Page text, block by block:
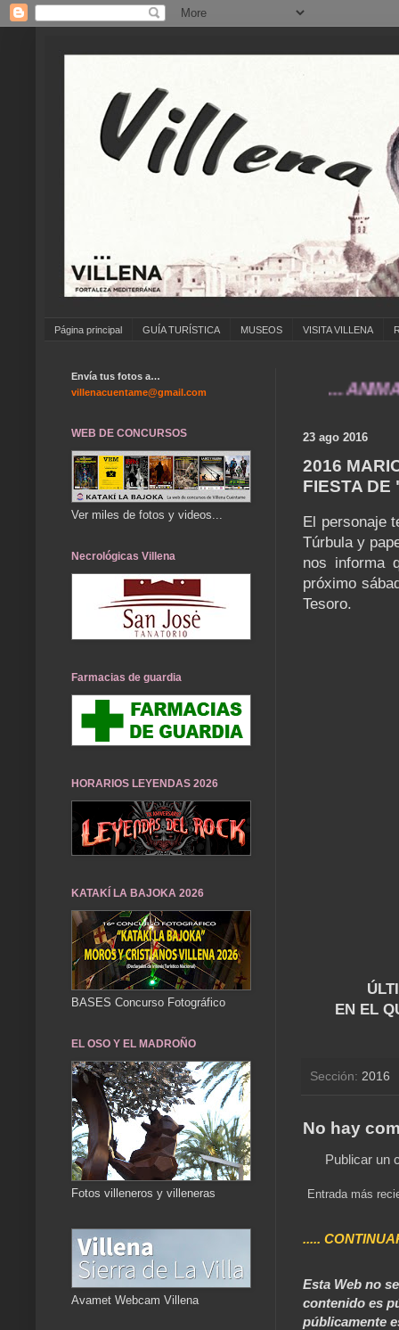
Página principal GUÍA TURÍSTICA MUSEOS VISITA VILLENA
... ANÍMATE A
23 ago 2016
2016
FIESTA DE
El personaje
Túrbula y
nos informa
próximo
Tesoro.
EN EL
Sección: 2016
No hay
Publicar un
Entrada más
.....
Esta Web no
contenido es
públicamente
Envía tus fotos a…
villenacuentame@gmail.com
WEB DE CONCURSOS
Ver miles de fotos y videos...
Necrológicas Villena
Farmacias de guardia
HORARIOS LEYENDAS 2026
KATAKÍ LA BAJOKA 2026
BASES Concurso Fotográfico
EL OSO Y EL MADROÑO
Fotos villeneros y villeneras
Avamet Webcam Villena